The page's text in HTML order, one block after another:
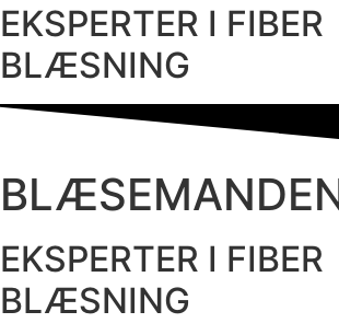
EKSPERTER I FIBER
BLÆSNING
EKSPERTER I FIBER
BLÆSNING